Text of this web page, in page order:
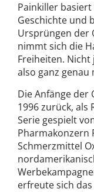
Painkiller
Geschichte und
Ursprüngen der
nimmt sich die
Freiheiten.
also ganz
Die Anfänge der
1996 zurück, als
Serie gespielt
Pharmakonzern
Schmerzmittel
erfreute sich